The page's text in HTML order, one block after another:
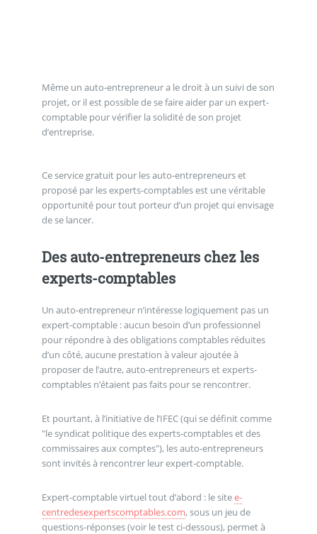
Même un auto-entrepreneur a le droit à un suivi de son
projet, or il est possible de se faire aider par un expert-
comptable pour vérifier la solidité de son projet
d’entreprise.
Ce service gratuit pour les auto-entrepreneurs et
proposé par les experts-comptables est une véritable
opportunité pour tout porteur d’un projet qui envisage
de se lancer.
Des auto-entrepreneurs chez les
experts-comptables
Un auto-entrepreneur n’intéresse logiquement pas un
expert-comptable : aucun besoin d’un professionnel
pour répondre à des obligations comptables réduites
d’un côté, aucune prestation à valeur ajoutée à
proposer de l’autre, auto-entrepreneurs et experts-
comptables n’étaient pas faits pour se rencontrer.
Et pourtant, à l’initiative de l’IFEC (qui se définit comme
"le syndicat politique des experts-comptables et des
commissaires aux comptes"), les auto-entrepreneurs
sont invités à rencontrer leur expert-comptable.
Expert-comptable virtuel tout d’abord : le sitee-
centredesexpertscomptables.com, sous un jeu de
questions-réponses (voir le test ci-dessous), permet à